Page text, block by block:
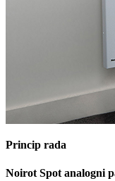
Princip rada
Noirot Spot analogni